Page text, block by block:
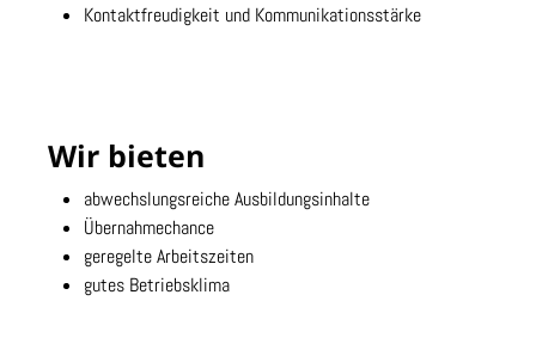
Kontaktfreudigkeit und Kommunikationsstärke
Wir bieten
abwechslungsreiche Ausbildungsinhalte
Übernahmechance
geregelte Arbeitszeiten
gutes Betriebsklima